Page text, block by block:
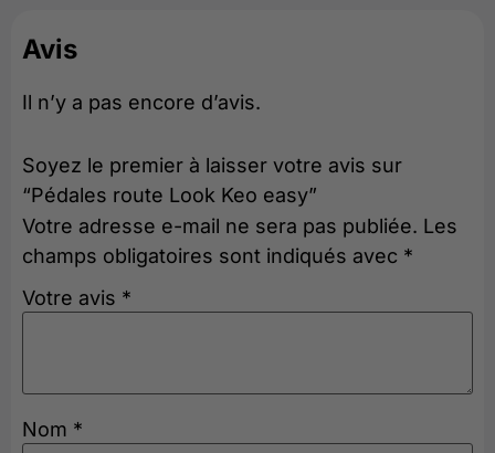
Avis
Il n’y a pas encore d’avis.
Soyez le premier à laisser votre avis sur
“Pédales route Look Keo easy”
Votre adresse e-mail ne sera pas publiée. Les
champs obligatoires sont indiqués avec *
Votre avis *
Nom *